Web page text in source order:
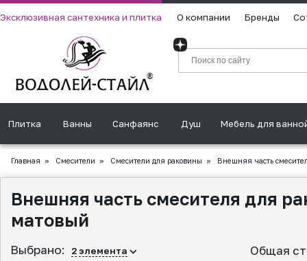
Эксклюзивная сантехника и плитка О компании Бренды
Плитка Ванны Санфаянс Душ Мебель для
Главная » Смесители » Смесители для раковины » Внешняя часть
Внешняя часть смесителя для
матовый
Выбрано: 2элемента Общая